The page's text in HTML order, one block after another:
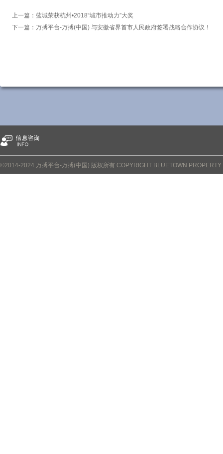
上一篇： 蓝城荣获杭州•2018“城市推动力”大奖
下一篇： 万搏平台-万搏(中国) 与安徽省界首市人民政府签署战略合作协议！
©2014-2024 万搏平台-万搏(中国) 版权所有 COPYRIGHT BLUETOWN